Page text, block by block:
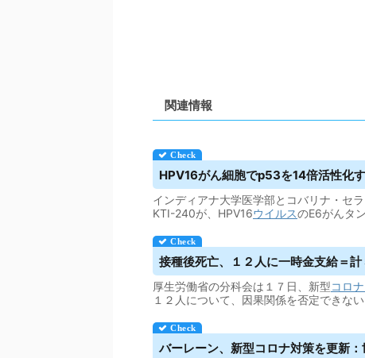
関連情報
HPV16がん細胞でp53を14倍活性化
インディアナ大学医学部とコバリナ・セ
KTI-240が、HPV16ウイルスのE6がんタ
接種後死亡、１２人に一時金支給＝
厚生労働省の分科会は１７日、新型コロ
１２人について、因果関係を否定できな
バーレーン、新型コロナ対策を更新